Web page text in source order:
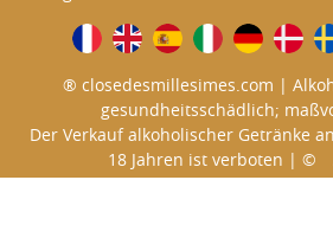
® closedesmillesimes.com |
gesundheitsschädlich;
Der Verkauf alkoholischer Getränke
18 Jahren ist verboten | ©